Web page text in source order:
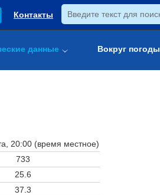
Контакты
данные Вокруг погоды
20:00 (время местное)
733
25.6
37.3